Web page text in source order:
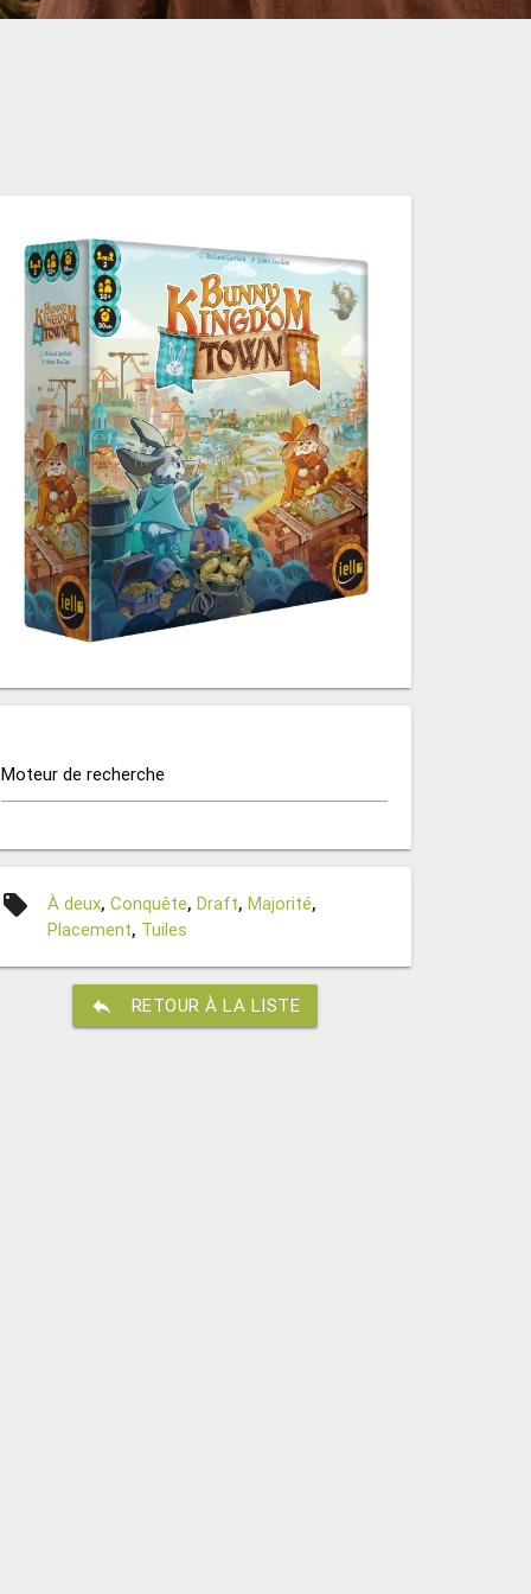
Moteur de recherche
local_offer À deux,Conquête,Draft,Majorité,
Placement, Tuiles
reply RETOUR À LA LISTE